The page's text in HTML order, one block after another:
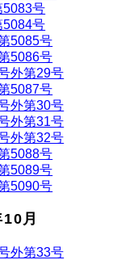
5083号
5084号
5085号
5086号
外第29号
5087号
外第30号
外第31号
外第32号
5088号
5089号
5090号
月
外第33号